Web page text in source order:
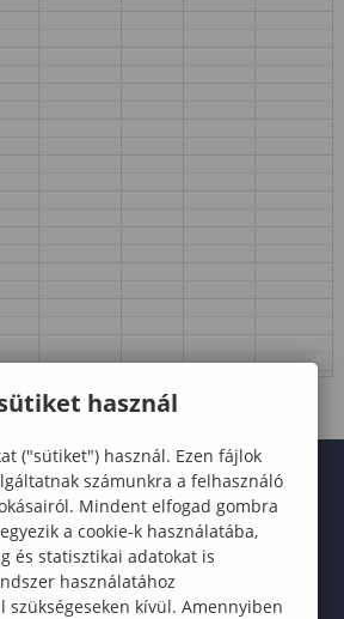
használ
("sütiket") használ. Ezen fájlok
számunkra a felhasználó
Mindent elfogad gombra
a cookie-k használatába,
és statisztikai adatokat is
használatához
kívül. Amennyiben